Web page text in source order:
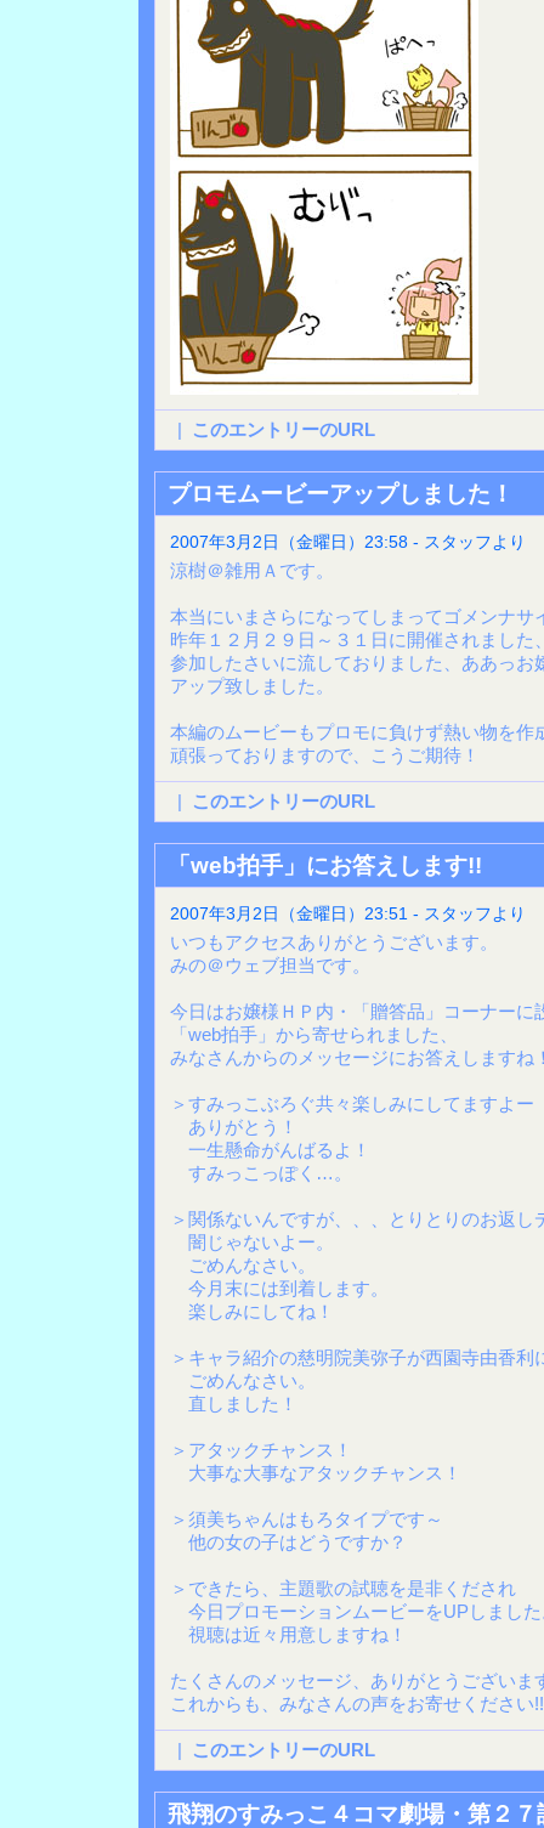
| このエントリーのURL
プロモムービーアップしました！
2007年3月2日（金曜日）23:58 - スタッフより
涼樹＠雑用Ａです。
本当にいまさらになってしまってゴメンナサ
昨年１２月２９日～３１日に開催されました
参加したさいに流しておりました、ああっお
アップ致しました。
本編のムービーもプロモに負けず熱い物を作
頑張っておりますので、こうご期待！
| このエントリーのURL
「web拍手」にお答えします!!
2007年3月2日（金曜日）23:51 - スタッフより
いつもアクセスありがとうございます。
みの＠ウェブ担当です。
今日はお嬢様ＨＰ内・「贈答品」コーナーに
「web拍手」から寄せられました、
みなさんからのメッセージにお答えしますね
＞すみっこぶろぐ共々楽しみにしてますよー
ありがとう！
一生懸命がんばるよ！
すみっこっぽく…。
＞関係ないんですが、、、とりとりのお返し
闇じゃないよー。
ごめんなさい。
今月末には到着します。
楽しみにしてね！
＞キャラ紹介の慈明院美弥子が西園寺由香利
ごめんなさい。
直しました！
＞アタックチャンス！
大事な大事なアタックチャンス！
＞須美ちゃんはもろタイプです～
他の女の子はどうですか？
＞できたら、主題歌の試聴を是非くだされ
今日プロモーションムービーをUPしまし
視聴は近々用意しますね！
たくさんのメッセージ、ありがとうございま
これからも、みなさんの声をお寄せください!!
| このエントリーのURL
飛翔のすみっこ４コマ劇場・第２